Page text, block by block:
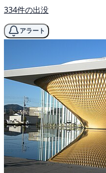
334件の出没
アラート